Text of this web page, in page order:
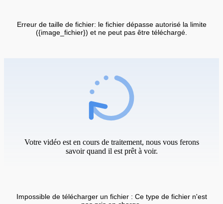
Erreur de taille de fichier: le fichier dépasse autorisé la limite
({image_fichier}) et ne peut pas être téléchargé.
Votre vidéo est en cours de traitement, nous vous ferons
savoir quand il est prêt à voir.
Impossible de télécharger un fichier : Ce type de fichier n'est